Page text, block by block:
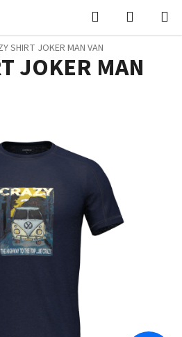
Hledat
KOŠÍK
SHIRT JOKER MAN VAN
JOKER MAN